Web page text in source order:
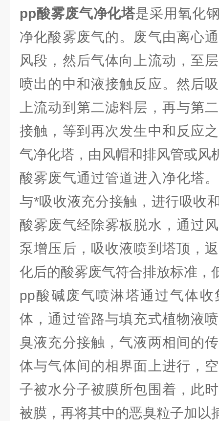
pp酸雾废气净化塔是采用氧化
净化酸雾废气的。废气由离心
风段，然后气体向上流动，至
喷出的中和液接触反应。然后
上流动到第二滤料层，再与第
接触，等到再次发生中和反应
气净化塔，由风帽和排风管或风
酸雾废气通过管道进入净化塔
与*吸收液充分接触，进行吸收
酸雾废气经除雾板脱水，通过
泵增压后，吸收液喷到塔顶，
化后的酸雾废气符合排放标准，
pp酸碱废气喷淋塔通过气体
体，通过管路与填充式植物液
臭液充分接触，气液两相间的
体与气体间的相界面上进行，
子被水分子被膜所包围着，此
被膜，再将其中的恶臭粒子加以